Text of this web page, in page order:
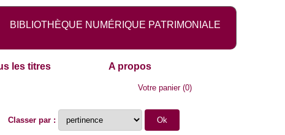
BIBLIOTHÈQUE NUMÉRIQUE PATRIMONIALE
les titres A propos
Votre panier(0)
Classer par :